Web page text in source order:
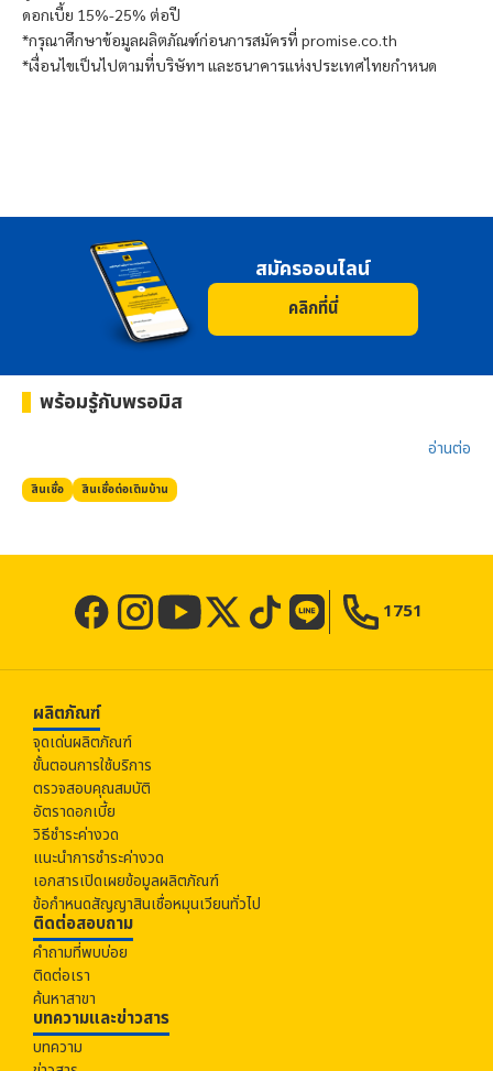
ดอกเบี้ย 15%-25% ต่อปี
*กรุณาศึกษาข้อมูลผลิตภัณฑ์ก่อนการสมัครที่ promise.co.th
*เงื่อนไขเป็นไปตามที่บริษัทฯ และธนาคารแห่งประเทศไทยกำหนด
สมัครออนไลน์
คลิกที่นี่
พร้อมรู้กับพรอมิส
สินเชื่อ สินเชื่อต่อเติมบ้าน
อ่านต่อ​
1751
ผลิตภัณฑ์
จุดเด่นผลิตภัณฑ์
ขั้นตอนการใช้บริการ
ตรวจสอบคุณสมบัติ
อัตราดอกเบี้ย
วิธีชำระค่างวด
แนะนำการชำระค่างวด
เอกสารเปิดเผยข้อมูลผลิตภัณฑ์
ข้อกำหนดสัญญาสินเชื่อหมุนเวียนทั่วไป
ติดต่อสอบถาม
คำถามที่พบบ่อย
ติดต่อเรา
ค้นหาสาขา
บทความและข่าวสาร
บทความ